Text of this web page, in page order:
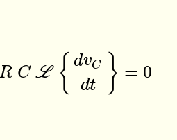
R C L { dvC
dt } = 0
vC dt} =0